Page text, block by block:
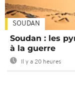
SOUDAN
Soudan : les
à la guerre
Il y a 20 heures